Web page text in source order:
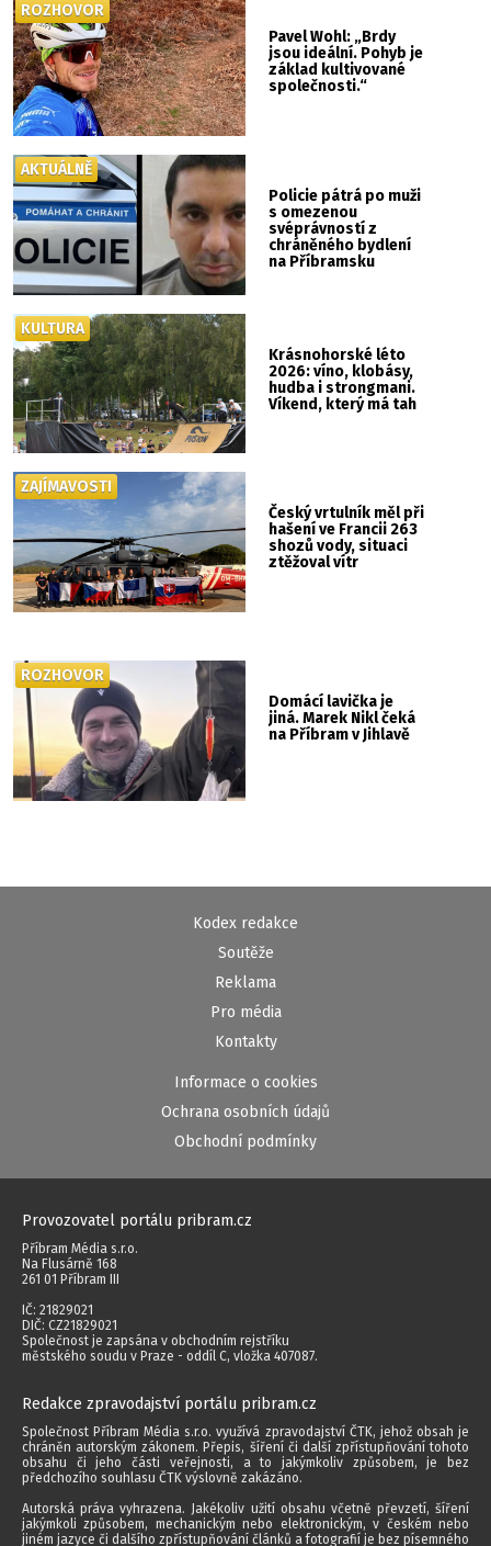
Pavel Wohl: „Brdy
jsou ideální. Pohyb je
základ kultivované
společnosti.“
ROZHOVOR
Policie pátrá po muži
s omezenou
svéprávností z
chráněného bydlení
na Příbramsku
AKTUÁLNĚ
Krásnohorské léto
2026: víno, klobásy,
hudba i strongmani.
Víkend, který má tah
KULTURA
Český vrtulník měl při
hašení ve Francii 263
shozů vody, situaci
ztěžoval vítr
ZAJÍMAVOSTI
Domácí lavička je
jiná. Marek Nikl čeká
na Příbram v Jihlavě
ROZHOVOR
Kodex redakce
Soutěže
Reklama
Pro média
Kontakty
Informace o cookies
Ochrana osobních údajů
Obchodní podmínky
Provozovatel portálu pribram.cz
Příbram Média s.r.o.
Na Flusárně 168
261 01 Příbram III
IČ: 21829021
DIČ: CZ21829021
Společnost je zapsána v obchodním rejstříku
městského soudu v Praze - oddíl C, vložka 407087.
Redakce zpravodajství portálu pribram.cz
Společnost Příbram Média s.r.o. využívá zpravodajství ČTK, jehož obsah je
chráněn autorským zákonem. Přepis, šíření či další zpřístupňování tohoto
obsahu či jeho části veřejnosti, a to jakýmkoliv způsobem, je bez
předchozího souhlasu ČTK výslovně zakázáno.
Autorská práva vyhrazena. Jakékoliv užití obsahu včetně převzetí, šíření
jakýmkoli způsobem, mechanickým nebo elektronickým, v českém nebo
jiném jazyce či dalšího zpřístupňování článků a fotografií je bez písemného